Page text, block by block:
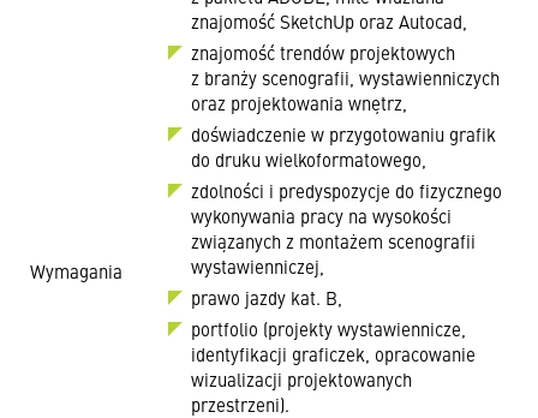
Wymagania
znajomość SketchUp oraz Autocad,
znajomość trendów projektowych
z branży scenografii, wystawienniczych
oraz projektowania wnętrz,
doświadczenie w przygotowaniu grafik
do druku wielkoformatowego,
zdolności i predyspozycje do fizycznego
wykonywania pracy na wysokości
związanych z montażem scenografii
wystawienniczej,
prawo jazdy kat. B,
portfolio (projekty wystawiennicze,
identyfikacji graficzek, opracowanie
wizualizacji projektowanych
przestrzeni).